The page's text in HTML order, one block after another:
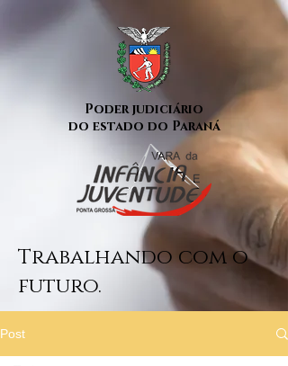
Poder judiciário
do estado do Paraná
Trabalhando com o
futuro.
Post